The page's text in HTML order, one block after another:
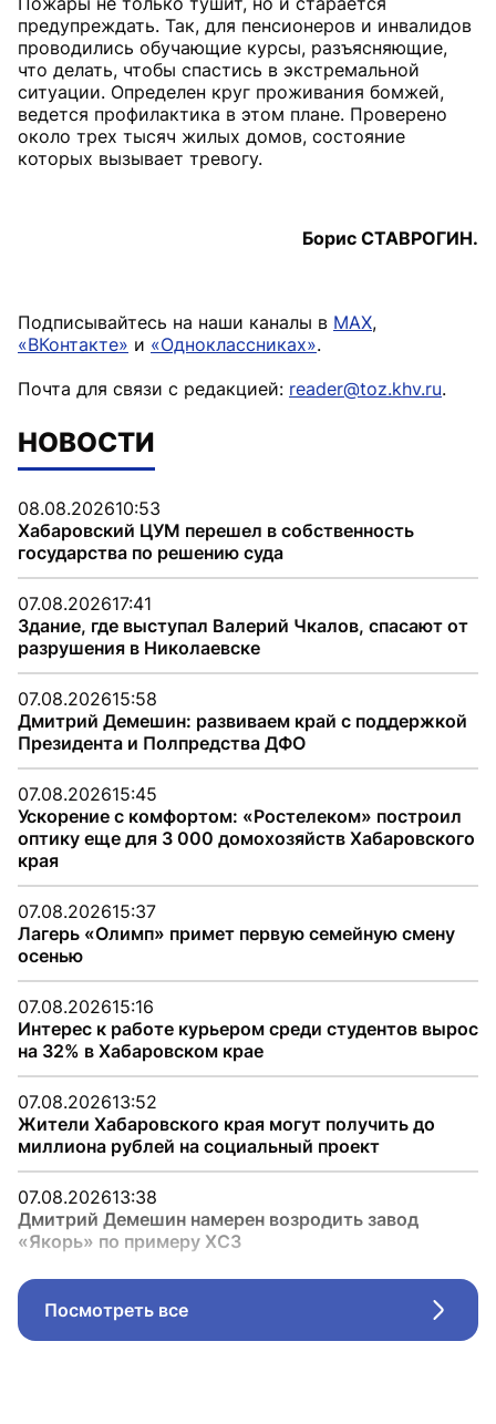
предупреждать. Так, для пенсионеров и инвалидов
проводились обучающие курсы, разъясняющие,
что делать, чтобы спастись в экстремальной
ситуации. Определен круг проживания бомжей,
ведется профилактика в этом плане. Проверено
около трех тысяч жилых домов, состояние
которых вызывает тревогу.
Борис СТАВРОГИН.
Подписывайтесь на наши каналы в MAX,
«ВКонтакте» и «Одноклассниках».
Почта для связи с редакцией: reader@toz.khv.ru.
НОВОСТИ
08.08.202610:53
Хабаровский ЦУМ перешел в собственность
государства по решению суда
07.08.202617:41
Здание, где выступал Валерий Чкалов, спасают от
разрушения в Николаевске
07.08.202615:58
Дмитрий Демешин: развиваем край с поддержкой
Президента и Полпредства ДФО
07.08.202615:45
Ускорение с комфортом: «Ростелеком» построил
оптику еще для 3 000 домохозяйств Хабаровского
края
07.08.202615:37
Лагерь «Олимп» примет первую семейную смену
осенью
07.08.202615:16
Интерес к работе курьером среди студентов вырос
на 32% в Хабаровском крае
07.08.202613:52
Жители Хабаровского края могут получить до
миллиона рублей на социальный проект
07.08.202613:38
Дмитрий Демешин намерен возродить завод
«Якорь» по примеру ХСЗ
Посмотреть все